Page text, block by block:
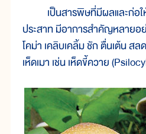
เป็นสารพิษที่มีผลและก่อให้
ประสาท มีอาการสำคัญหลายอ
โคม่า เคลิบเคลิ้ม ชัก ตื่นเต้น ส
เห็ดเมา เช่น เห็ดขี้ควาย